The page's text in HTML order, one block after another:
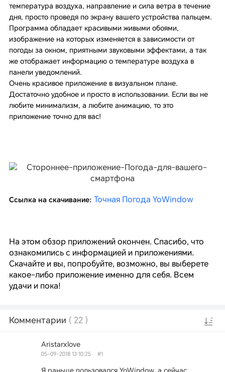
температура воздуха, направление и сила ветра в течение
дня, просто проведя по экрану вашего устройства пальцем.
Программа обладает красивыми живыми обоями,
изображение на которых изменяется в зависимости от
погоды за окном, приятными звуковыми эффектами, а так
же отображает информацию о температуре воздуха в
панели уведомлений.
Очень красивое приложение в визуальном плане.
Достаточно удобное и просто в использовании. Если вы не
любите минимализм, а любите анимацию, то это
приложение точно для вас!
Ссылка на скачивание: Точная Погода YoWindow
На этом обзор приложений окончен. Спасибо, что
ознакомились с информацией и приложениями.
Скачайте и вы, попробуйте, возможно, вы выберете
какое-либо приложение именно для себя. Всем
удачи и пока!
Комментарии ( 22 )
Aristarxlove
05-09-2018 13:10:25 #1